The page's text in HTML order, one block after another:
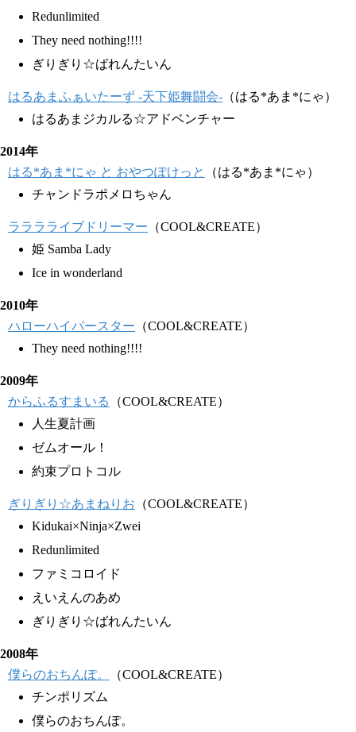
Redunlimited
They need nothing!!!!
ぎりぎり☆ばれんたいん
はるあまふぁいたーず -天下姫舞闘会- （はる*あま*にゃ）
はるあまジカルる☆アドベンチャー
2014年
はる*あま*にゃ と おやつぽけっと
（はる*あま*にゃ）
チャンドラポメロちゃん
ラララライブドリーマー （COOL&CREATE）
姫 Samba Lady
Ice in wonderland
2010年
ハローハイパースター （COOL&CREATE）
They need nothing!!!!
2009年
からふるすまいる
（COOL&CREATE）
人生夏計画
ゼムオール！
約束プロトコル
ぎりぎり☆あまねりお （COOL&CREATE）
Kidukai×Ninja×Zwei
Redunlimited
ファミコロイド
えいえんのあめ
ぎりぎり☆ばれんたいん
2008年
僕らのおちんぽ。
（COOL&CREATE）
チンポリズム
僕らのおちんぽ。